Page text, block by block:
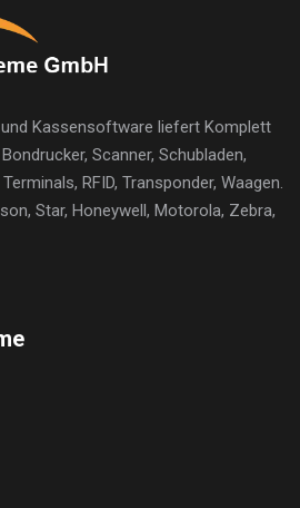
Kassensoftware liefert Komplett
Scanner, Schubladen,
RFID, Transponder, Waagen.
Star, Honeywell, Motorola, Zebra,